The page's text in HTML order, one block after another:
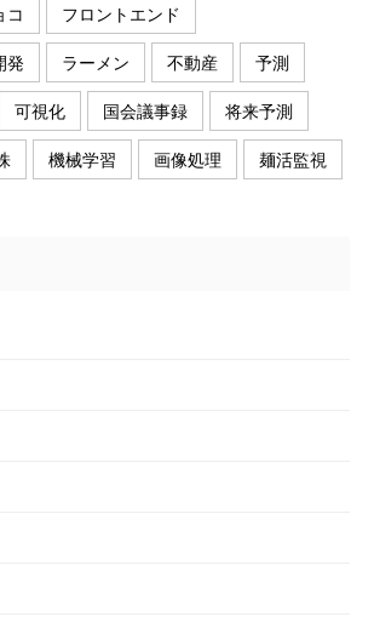
コ フロントエンド
発 ラーメン 不動産 予測
可視化 国会議事録 将来予測
機械学習 画像処理 麺活監視